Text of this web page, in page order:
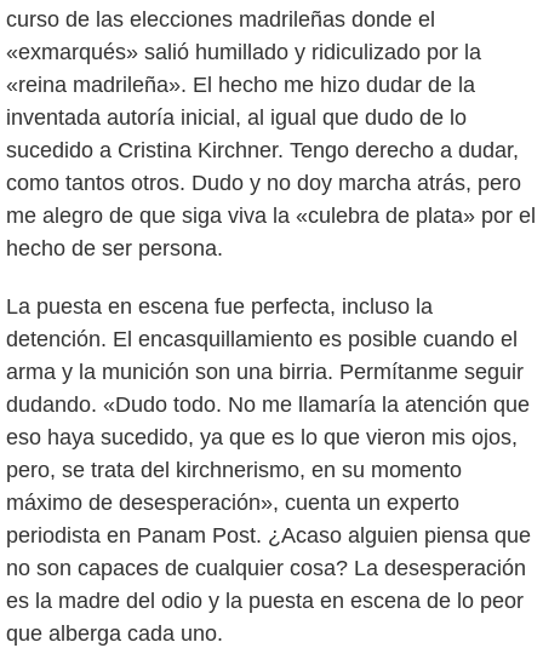
curso de las elecciones madrileñas donde el
«exmarqués» salió humillado y ridiculizado por la
«reina madrileña». El hecho me hizo dudar de la
inventada autoría inicial, al igual que dudo de lo
sucedido a Cristina Kirchner. Tengo derecho a dudar,
como tantos otros. Dudo y no doy marcha atrás, pero
me alegro de que siga viva la «culebra de plata» por el
hecho de ser persona.
La puesta en escena fue perfecta, incluso la
detención. El encasquillamiento es posible cuando el
arma y la munición son una birria. Permítanme seguir
dudando. «Dudo todo. No me llamaría la atención que
eso haya sucedido, ya que es lo que vieron mis ojos,
pero, se trata del kirchnerismo, en su momento
máximo de desesperación», cuenta un experto
periodista en Panam Post. ¿Acaso alguien piensa que
no son capaces de cualquier cosa? La desesperación
es la madre del odio y la puesta en escena de lo peor
que alberga cada uno.